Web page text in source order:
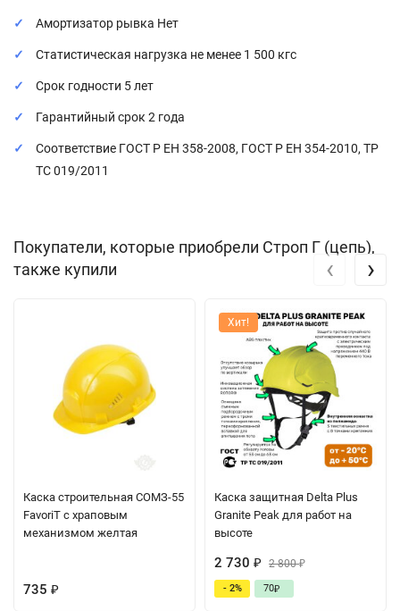
Амортизатор рывка Нет
Статистическая нагрузка не менее 1 500 кгс
Срок годности 5 лет
Гарантийный срок 2 года
Соответствие ГОСТ Р ЕН 358-2008, ГОСТ Р ЕН 354-2010, ТР
ТС 019/2011
Покупатели, которые приобрели Строп Г (цепь),
также купили
Каска строительная СОМЗ-55
FavoriT с храповым
механизмом желтая
735 ₽
Хит!
Каска защитная Delta Plus
Granite Peak для работ на
высоте
2 730 ₽ 2 800₽
- 2% 70₽
‹ ›